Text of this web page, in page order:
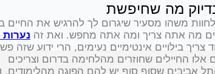
מה שחיפשת
משהו מסעיר שיגרום לך להרגיש את החיים
מה אתה צריך ומה אתה מחפש. ואת זה נערות
צריך בילויים אינטימיים נעימים, הרי ידוע שזה
החיילים שחוזרים מהלחימה בדרום וצריכים
אביבים שסוף סוף יש להם הפוגה מהלימודים.